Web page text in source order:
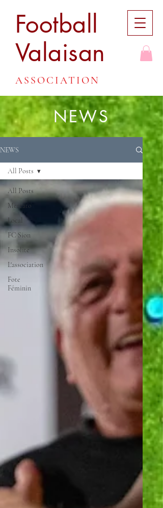
Football
Valaisan
ASSOCIATION
NEWS
NEWS
All Posts
Mercato
Local
FC Sion
Insolite
L'association
Fote
Féminin
All Posts